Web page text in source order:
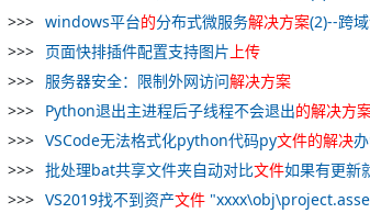
windows平台的分布式微服务解决方案(2)--跨
页面快排插件配置支持图片 上传
服务器安全：限制外网访问解决方案
Python退出主进程后子线程不会退出的解决方
VSCode无法格式化python代码py文件的解决
批处理bat共享文件夹自动对比文件如果有更新
VS2019找不到资产文件